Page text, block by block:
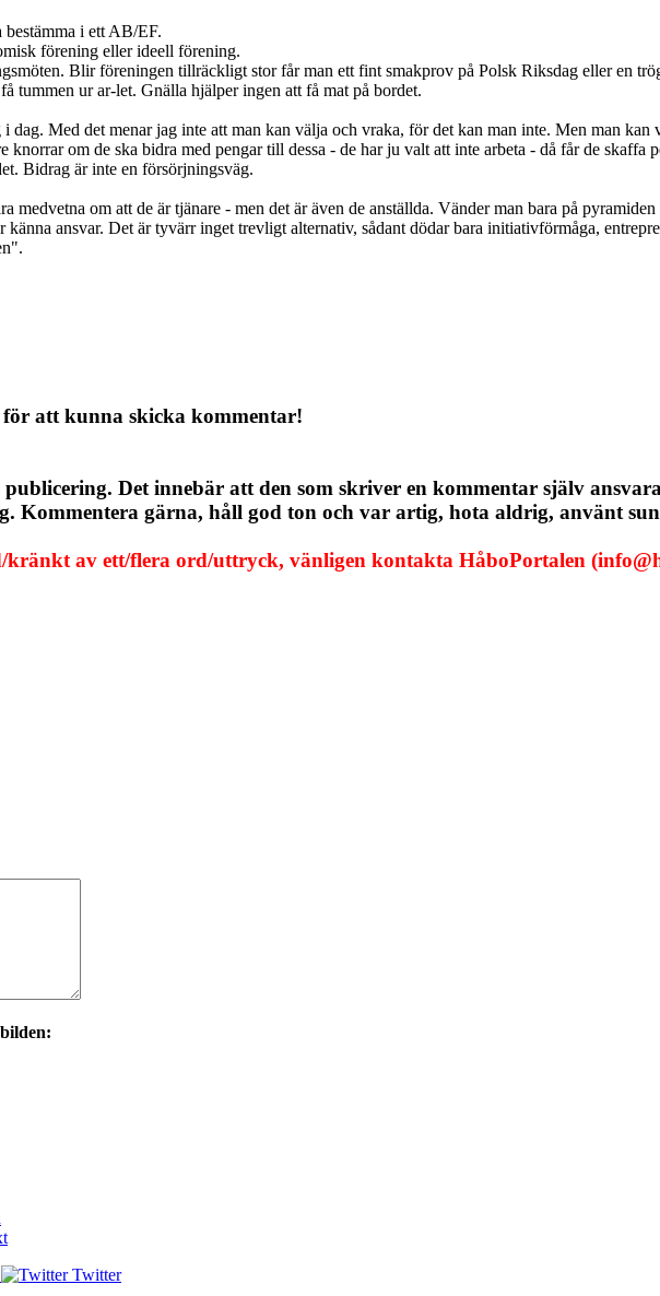
bestämma i ett AB/EF.
förening eller ideell förening.
Blir föreningen tillräckligt stor får man ett fint smakprov på Polsk Riksdag eller en
tummen ur ar-let. Gnälla hjälper ingen att få mat på bordet.
Med det menar jag inte att man kan välja och vraka, för det kan man inte. Men man
knorrar om de ska bidra med pengar till dessa - de har ju valt att inte arbeta - då får de
Bidrag är inte en försörjningsväg.
medvetna om att de är tjänare - men det är även de anställda. Vänder man bara på
ansvar. Det är tyvärr inget trevligt alternativ, sådant dödar bara initiativförmåga,
att kunna skicka kommentar!
Det innebär att den som skriver en kommentar själv
Kommentera gärna, håll god ton och var artig, hota aldrig, använt
av ett/flera ord/uttryck, vänligen kontakta HåboPortalen
Twitter